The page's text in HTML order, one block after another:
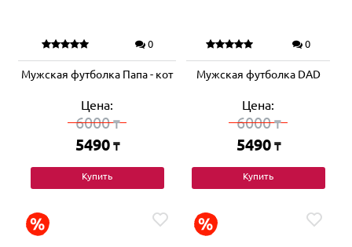
0
Мужская футболка Папа - кот
Цена:
6000₸
5490 ₸
Купить
0
Мужская футболка DAD
Цена:
6000₸
5490 ₸
Купить